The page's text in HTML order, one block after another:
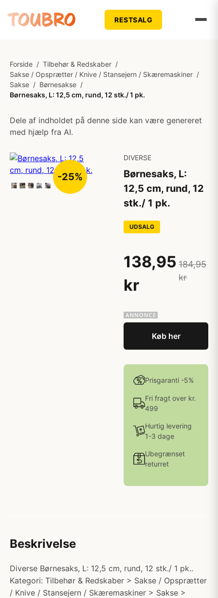
RESTSALG
Forside / Tilbehør & Redskaber /
Sakse / Opsprætter / Knive / Stansejern / Skæremaskiner /
Sakse / Børnesakse /
Børnesaks, L: 12,5 cm, rund, 12 stk./ 1 pk.
Dele af indholdet på denne side kan være genereret
med hjælp fra AI.
-25%
DIVERSE
Børnesaks, L:
12,5 cm, rund, 12
stk./ 1 pk.
UDSALG
138,95
kr
184,95
kr
Køb her
Prisgaranti -5%
Fri fragt over kr.
499
Hurtig levering
1-3 dage
Ubegrænset
returret
Beskrivelse
Diverse Børnesaks, L: 12,5 cm, rund, 12 stk./ 1 pk..
Kategori: Tilbehør & Redskaber > Sakse / Opsprætter
/ Knive / Stansejern / Skæremaskiner > Sakse >